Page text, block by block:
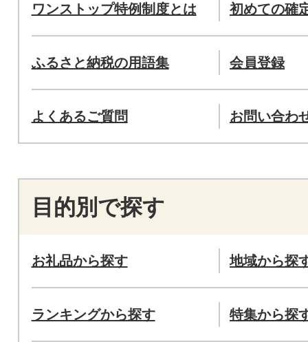
ワンストップ特例制度とは 初めての確
ふるさと納税の用語集 会員登録
よくあるご質問 お問い合わ
目的別で探す
お礼品から探す 地域から探
ランキングから探す 特集から探